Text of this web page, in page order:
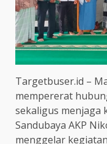
Targetbuser.id –
mempererat
sekaligus menjaga
Sandubaya AKP
menggelar